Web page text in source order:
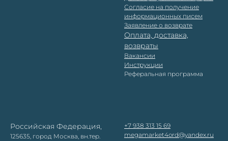
Согласие на получение
информационных писем
Заявление о возврате
Оплата, доставка,
возвраты
Вакансии
Инструкции
Реферальная программа
Российская Федерация,
125635, город Москва, вн.тер.
+7 938 313 15 69
megamarket4ord@yandex.ru